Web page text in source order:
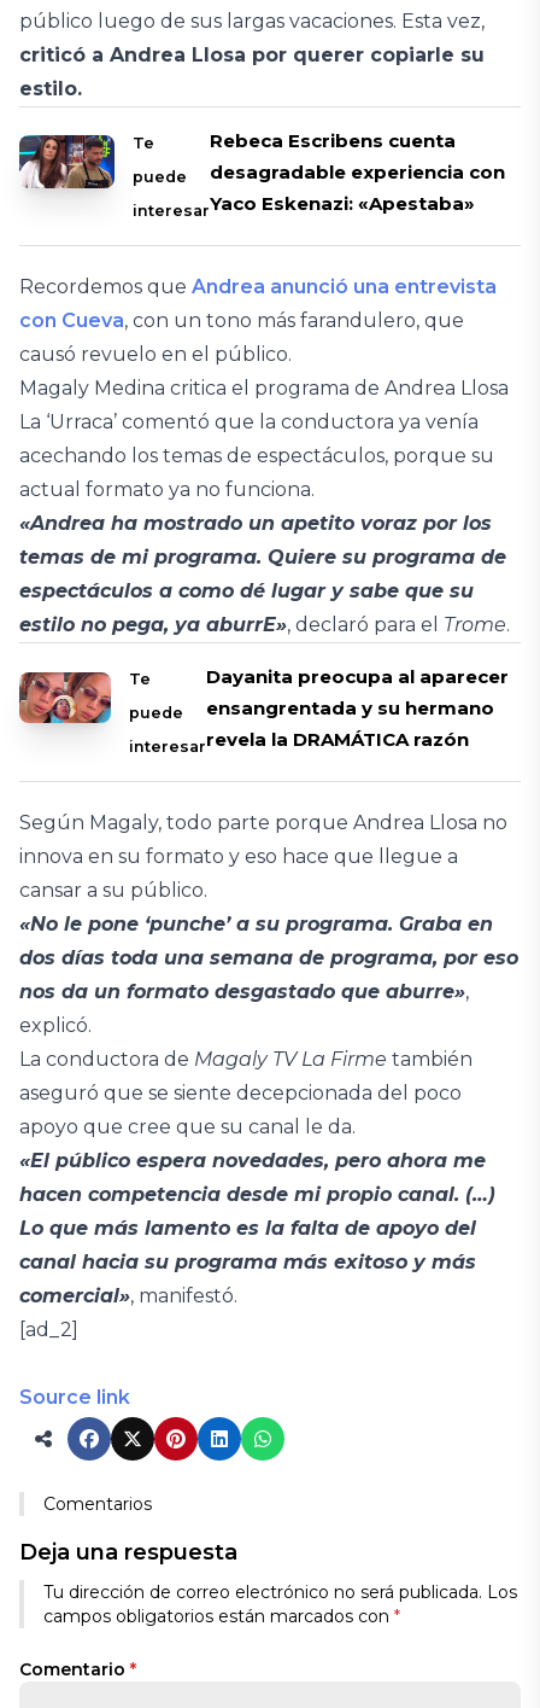
público luego de sus largas vacaciones. Esta vez,
criticó a Andrea Llosa por querer copiarle su
estilo.
Te
puede
interesar
Rebeca Escribens cuenta
desagradable experiencia con
Yaco Eskenazi: «Apestaba»
Recordemos que Andrea anunció una entrevista
con Cueva, con un tono más farandulero, que
causó revuelo en el público.
Magaly Medina critica el programa de Andrea Llosa
La ‘Urraca’ comentó que la conductora ya venía
acechando los temas de espectáculos, porque su
actual formato ya no funciona.
«Andrea ha mostrado un apetito voraz por los
temas de mi programa. Quiere su programa de
espectáculos a como dé lugar y sabe que su
estilo no pega, ya aburrE», declaró para el Trome.
Te
puede
interesar
Dayanita preocupa al aparecer
ensangrentada y su hermano
revela la DRAMÁTICA razón
Según Magaly, todo parte porque Andrea Llosa no
innova en su formato y eso hace que llegue a
cansar a su público.
«No le pone ‘punche’ a su programa. Graba en
dos días toda una semana de programa, por eso
nos da un formato desgastado que aburre»,
explicó.
La conductora de Magaly TV La Firme también
aseguró que se siente decepcionada del poco
apoyo que cree que su canal le da.
«El público espera novedades, pero ahora me
hacen competencia desde mi propio canal. (…)
Lo que más lamento es la falta de apoyo del
canal hacia su programa más exitoso y más
comercial», manifestó.
[ad_2]
Source link
Comentarios
Deja una respuesta
Tu dirección de correo electrónico no será publicada. Los
campos obligatorios están marcados con *
Comentario *